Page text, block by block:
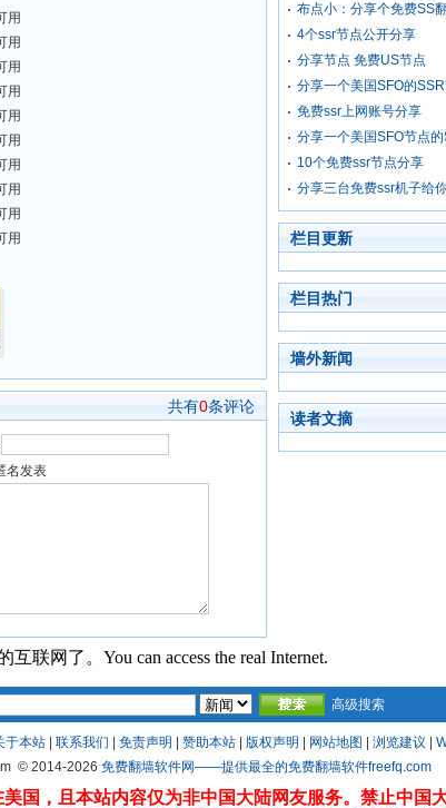
用
用
用
用
用
用
用
用
用
用
共有0条评论
名发表
布点小：分享个免费SS
4个ssr节点公开分享
分享节点 免费US节点
分享一个美国SFO的
免费ssr上网账号分享
分享一个美国SFO节点
10个免费ssr节点分享
分享三台免费ssr机子给
栏目更新
栏目热门
墙外新闻
读者文摘
联网了。You can access the real Internet.
高级搜索
于本站 联系我们 免责声明 赞助本站 版权声明 网站地图 浏览建议
© 2014-2026 免费翻墙软件网——提供最全的免费翻墙软件freefq.com
国，且本站内容仅为非中国大陆网友服务。禁止中国